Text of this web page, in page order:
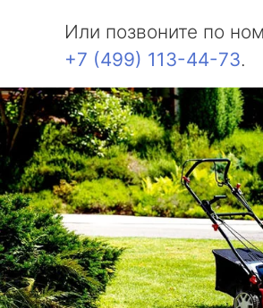
Или позвоните по
+7 (499) 113-44-73.